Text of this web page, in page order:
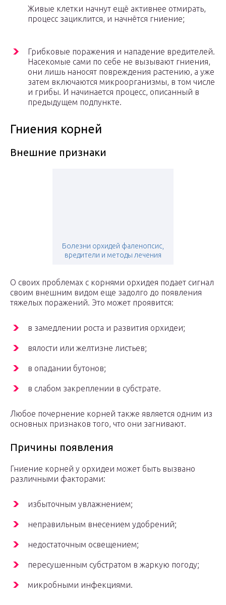
Живые клетки начнут ещё активнее отмирать,
процесс зациклится, и начнётся гниение;
Грибковые поражения и нападение вредителей.
Насекомые сами по себе не вызывают гниения,
они лишь наносят повреждения растению, а уже
затем включаются микроорганизмы, в том числе
и грибы. И начинается процесс, описанный в
предыдущем подпункте.
Гниения корней
Внешние признаки
Болезни орхидей фаленопсис,
вредители и методы лечения
О своих проблемах с корнями орхидея подает сигнал
своим внешним видом еще задолго до появления
тяжелых поражений. Это может проявится:
в замедлении роста и развития орхидеи;
вялости или желтизне листьев;
в опадании бутонов;
в слабом закреплении в субстрате.
Любое почернение корней также является одним из
основных признаков того, что они загнивают.
Причины появления
Гниение корней у орхидеи может быть вызвано
различными факторами:
избыточным увлажнением;
неправильным внесением удобрений;
недостаточным освещением;
пересушенным субстратом в жаркую погоду;
микробными инфекциями.